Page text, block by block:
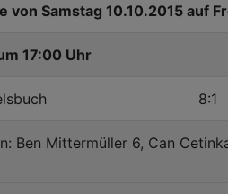
von Samstag 10.10.2015 auf
17:00 Uhr
8:1
Ben Mittermüller 6, Can